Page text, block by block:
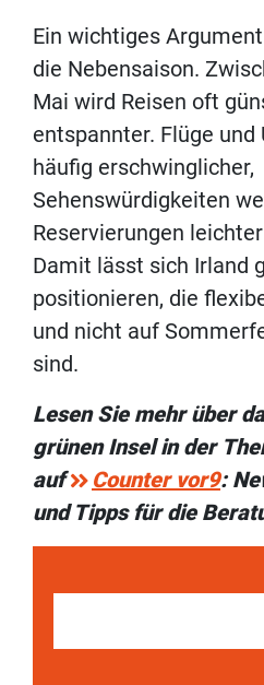
Ein wichtiges
die Nebensaison.
Mai wird Reisen oft
entspannter. Flüge
häufig erschwinglicher,
Sehenswürdigkeiten
Reservierungen
Damit lässt sich Irland
positionieren, die
und nicht auf
sind.
Lesen Sie mehr über
grünen Insel in der
auf
Counter vor9:
und Tipps für die